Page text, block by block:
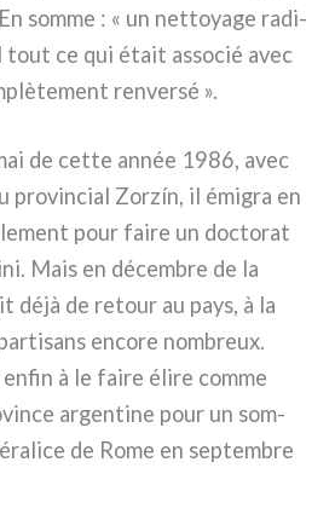
som­me : « un net­toya­ge radi­
tout ce qui était asso­cié avec
ren­ver­sé ».
de cet­te année 1986, avec
pro­vin­cial Zorzín, il émi­gra en
pour fai­re un doc­to­rat
Mais en décem­bre de la
déjà de retour au pays, à la
enco­re nom­breux.
à le fai­re éli­re com­me
argen­ti­ne pour un som­
de Rome en sep­tem­bre